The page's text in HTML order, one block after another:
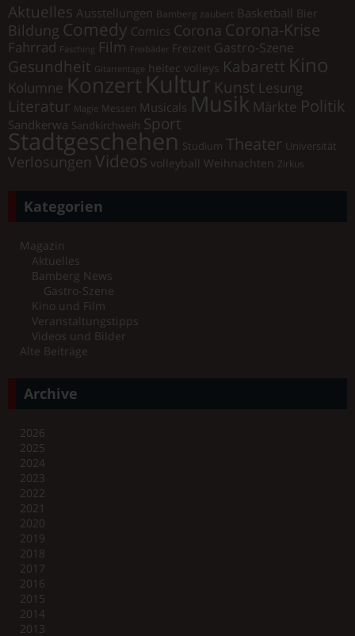
Aktuelles Ausstellungen Bamberg zaubert Basketball Bier
Bildung Comedy Comics Corona Corona-Krise
Fahrrad Fasching Film Freibäder Freizeit Gastro-Szene
Gesundheit Gitarrentage heitec volleys Kabarett Kino
Kolumne Konzert Kultur Kunst Lesung
Literatur Magie Messen Musicals Musik Märkte Politik
Sandkerwa Sandkirchweih Sport
Stadtgeschehen Studium Theater Universität
Verlosungen Videos volleyball Weihnachten Zirkus
Kategorien
Magazin
Aktuelles
Bamberg News
Gastro-Szene
Kino und Film
Veranstaltungstipps
Videos und Bilder
Alte Beiträge
Archive
2026
2025
2024
2023
2022
2021
2020
2019
2018
2017
2016
2015
2014
2013